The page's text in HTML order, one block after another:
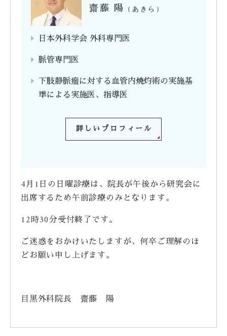
齋藤 陽 （あきら）
日本外科学会 外科専門医
脈管専門医
下肢静脈瘤に対する血管内焼灼術の実施基
準による実施医、指導医
詳しいプロフィール
4月1日の日曜診療は、院長が午後から研究会に
出席するため午前診療のみとなります。
12時30分受付終了です。
ご迷惑をおかけいたしますが、何卒ご理解のほ
どお願い申し上げます。
目黒外科院長 齋藤 陽